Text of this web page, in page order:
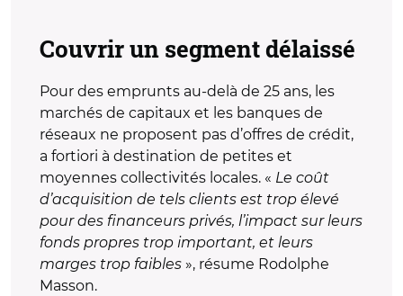
Couvrir un segment délaissé
Pour des emprunts au-delà de 25 ans, les
marchés de capitaux et les banques de
réseaux ne proposent pas d’offres de crédit,
a fortiori à destination de petites et
moyennes collectivités locales. « Le coût
d’acquisition de tels clients est trop élevé
pour des financeurs privés, l’impact sur leurs
fonds propres trop important, et leurs
marges trop faibles », résume Rodolphe
Masson.